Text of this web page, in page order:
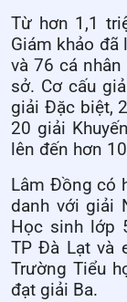
Từ hơn 1,1
Giám khảo đã
và 76 cá
sở. Cơ cấu
giải Đặc biệt,
20 giải
lên đến hơn
Lâm Đồng có
danh với giải
Học sinh lớp
TP Đà Lạt và
Trường Tiểu
đạt giải Ba.